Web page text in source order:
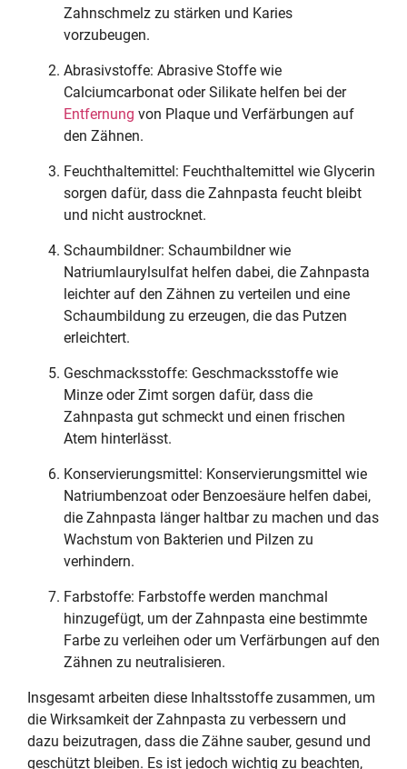
Zahnschmelz zu stärken und Karies
vorzubeugen.
Abrasivstoffe: Abrasive Stoffe wie
Calciumcarbonat oder Silikate helfen bei der
Entfernung von Plaque und Verfärbungen auf
den Zähnen.
Feuchthaltemittel: Feuchthaltemittel wie Glycerin
sorgen dafür, dass die Zahnpasta feucht bleibt
und nicht austrocknet.
Schaumbildner: Schaumbildner wie
Natriumlaurylsulfat helfen dabei, die Zahnpasta
leichter auf den Zähnen zu verteilen und eine
Schaumbildung zu erzeugen, die das Putzen
erleichtert.
Geschmacksstoffe: Geschmacksstoffe wie
Minze oder Zimt sorgen dafür, dass die
Zahnpasta gut schmeckt und einen frischen
Atem hinterlässt.
Konservierungsmittel: Konservierungsmittel wie
Natriumbenzoat oder Benzoesäure helfen dabei,
die Zahnpasta länger haltbar zu machen und das
Wachstum von Bakterien und Pilzen zu
verhindern.
Farbstoffe: Farbstoffe werden manchmal
hinzugefügt, um der Zahnpasta eine bestimmte
Farbe zu verleihen oder um Verfärbungen auf den
Zähnen zu neutralisieren.
Insgesamt arbeiten diese Inhaltsstoffe zusammen, um
die Wirksamkeit der Zahnpasta zu verbessern und
dazu beizutragen, dass die Zähne sauber, gesund und
geschützt bleiben. Es ist jedoch wichtig zu beachten,